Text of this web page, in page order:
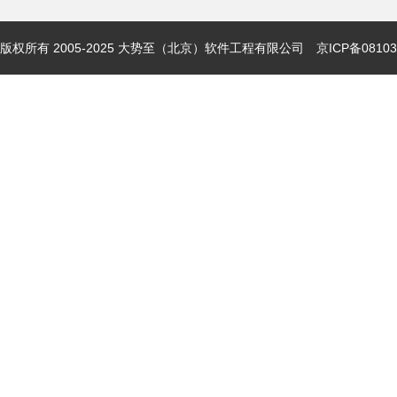
版权所有 2005-2025 大势至（北京）软件工程有限公司 京ICP备